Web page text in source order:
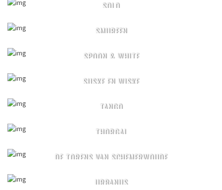
SOLO
SMURFEN
SPOON & WHITE
SUSKE EN WISKE
TANGO
THORGAL
DE TORENS VAN SCHEMERWOUDE
URBANUS